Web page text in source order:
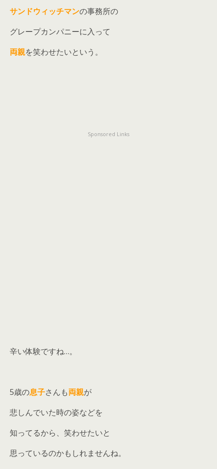
サンドウィッチマンの事務所の
グレープカンパニーに入って
両親を笑わせたいという。
Sponsored Links
辛い体験ですね…。
5歳の息子さんも両親が
悲しんでいた時の姿などを
知ってるから、笑わせたいと
思っているのかもしれませんね。